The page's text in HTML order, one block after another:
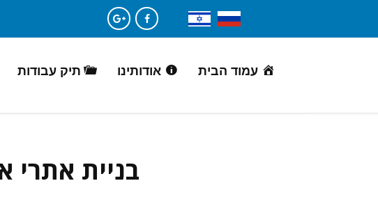
תיק עבודות אודותינו עמוד הבית
בניית אתרי